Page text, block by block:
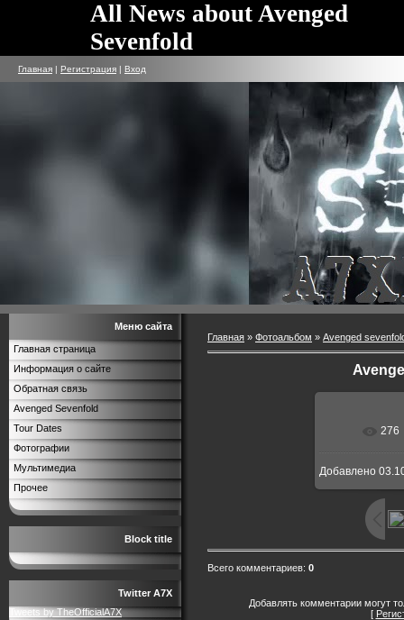
All News about Avenged
Sevenfold
Главная | Регистрация | Вход
Меню сайта
Главная страница
Информация о сайте
Обратная связь
Avenged Sevenfold
Tour Dates
Фотографии
Мультимедиа
Прочее
Block title
Twitter A7X
Tweets by TheOfficialA7X
Главная » Фотоальбом » Avenged
276
Добавлено
Всего комментариев: 0
Добавлять комментарии могут
[